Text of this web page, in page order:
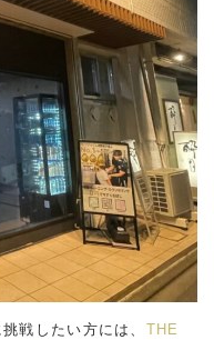
戦したい方には、 THE